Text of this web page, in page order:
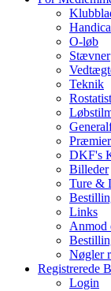
O-løb
Stævner
Teknik
DKF's
Billeder
Ture &
Links
Anmod
Nøgler
Registrerede
Login